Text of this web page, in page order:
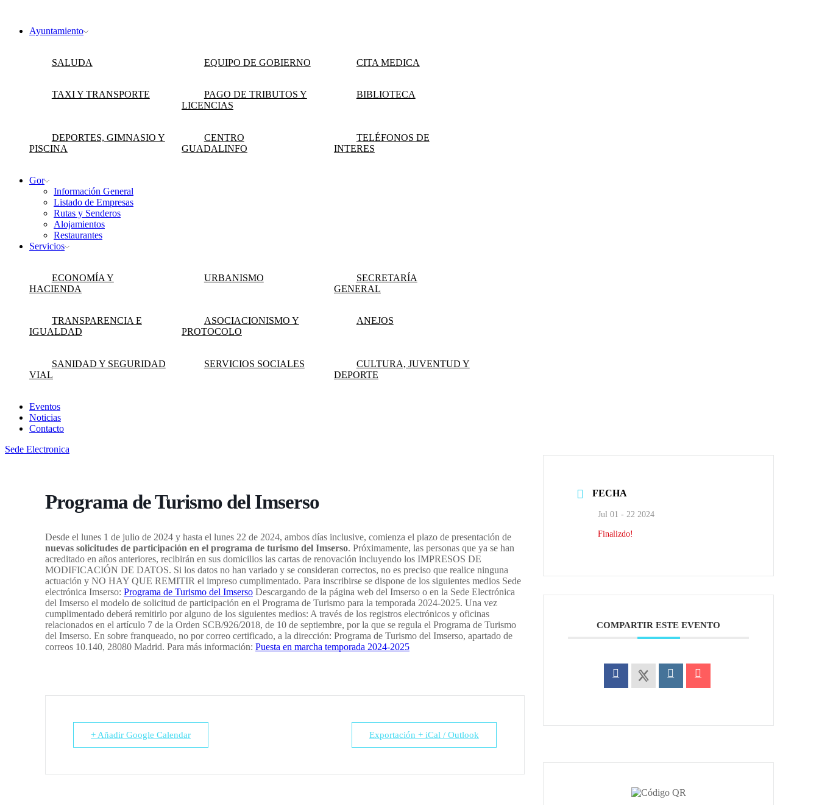
Ayuntamiento
SALUDA EQUIPO DE GOBIERNO CITA MEDICA
TAXI Y TRANSPORTE
PAGO DE TRIBUTOS Y
LICENCIAS
BIBLIOTECA
DEPORTES, GIMNASIO Y
PISCINA
CENTRO
GUADALINFO
TELÉFONOS DE
INTERES
Gor
Información General
Listado de Empresas
Rutas y Senderos
Alojamientos
Restaurantes
Servicios
ECONOMÍA Y
HACIENDA
URBANISMO
SECRETARÍA
GENERAL
TRANSPARENCIA E
IGUALDAD
ASOCIACIONISMO Y
PROTOCOLO
ANEJOS
SANIDAD Y SEGURIDAD
VIAL
SERVICIOS SOCIALES
CULTURA, JUVENTUD Y
DEPORTE
Eventos
Noticias
Contacto
Sede Electronica
Programa de Turismo del Imserso
Desde el lunes 1 de julio de 2024 y hasta el lunes 22 de 2024, ambos días inclusive, comienza el plazo de presentación de
nuevas solicitudes de participación en el programa de turismo del Imserso. Próximamente, las personas que ya se han
acreditado en años anteriores, recibirán en sus domicilios las cartas de renovación incluyendo los IMPRESOS DE
MODIFICACIÓN DE DATOS. Si los datos no han variado y se consideran correctos, no es preciso que realice ninguna
actuación y NO HAY QUE REMITIR el impreso cumplimentado. Para inscribirse se dispone de los siguientes medios Sede
electrónica Imserso: Programa de Turismo del Imserso Descargando de la página web del Imserso o en la Sede Electrónica
del Imserso el modelo de solicitud de participación en el Programa de Turismo para la temporada 2024-2025. Una vez
cumplimentado deberá remitirlo por alguno de los siguientes medios: A través de los registros electrónicos y oficinas
relacionados en el artículo 7 de la Orden SCB/926/2018, de 10 de septiembre, por la que se regula el Programa de Turismo
del Imserso. En sobre franqueado, no por correo certificado, a la dirección: Programa de Turismo del Imserso, apartado de
correos 10.140, 28080 Madrid. Para más información: Puesta en marcha temporada 2024-2025
+ Añadir Google Calendar Exportación + iCal / Outlook
FECHA
Jul 01 - 22 2024
Finalizdo!
COMPARTIR ESTE EVENTO